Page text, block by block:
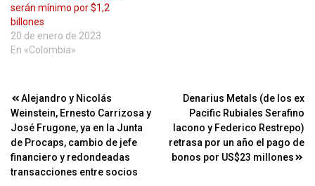
serán mínimo por $1,2
billones
20 de enero de 2023
En «Colombia»
Navegación
de
entradas
Alejandro y Nicolás
Weinstein, Ernesto Carrizosa y
José Frugone, ya en la Junta
de Procaps, cambio de jefe
financiero y redondeadas
transacciones entre socios
Denarius Metals (de los ex
Pacific Rubiales Serafino
Iacono y Federico Restrepo)
retrasa por un año el pago de
bonos por US$23 millones